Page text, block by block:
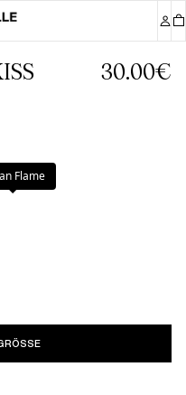
30.00€
Flame